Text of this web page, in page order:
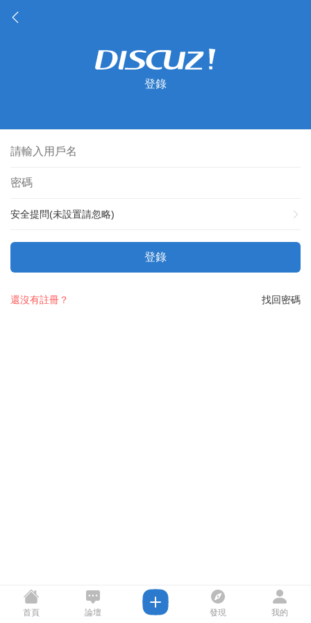
登錄
安全提問(未設置請忽略)
登錄
找回密碼
還沒有註冊？
首頁 論壇 發現 我的